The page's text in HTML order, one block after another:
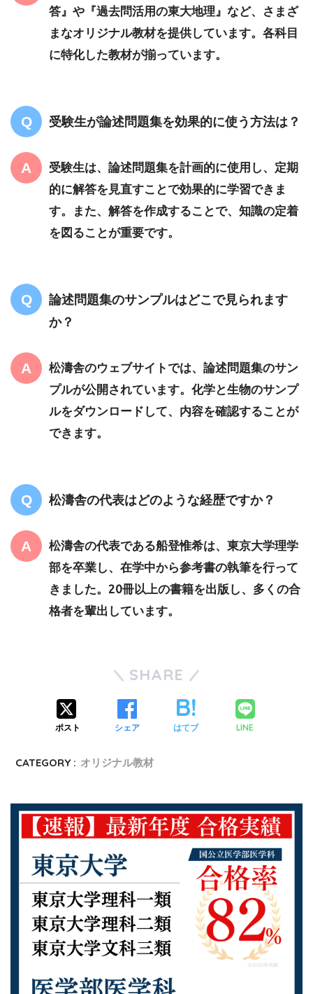
答』や『過去問活用の東大地理』など、さまざ
まなオリジナル教材を提供しています。各科目
に特化した教材が揃っています。
受験生が論述問題集を効果的に使う方法は？
受験生は、論述問題集を計画的に使用し、定期
的に解答を見直すことで効果的に学習できま
す。また、解答を作成することで、知識の定着
を図ることが重要です。
論述問題集のサンプルはどこで見られます
か？
松濤舎のウェブサイトでは、論述問題集のサン
プルが公開されています。化学と生物のサンプ
ルをダウンロードして、内容を確認することが
できます。
松濤舎の代表はどのような経歴ですか？
松濤舎の代表である船登惟希は、東京大学理学
部を卒業し、在学中から参考書の執筆を行って
きました。20冊以上の書籍を出版し、多くの合
格者を輩出しています。
SHARE
ポスト シェア はてブ LINE
CATEGORY : オリジナル教材